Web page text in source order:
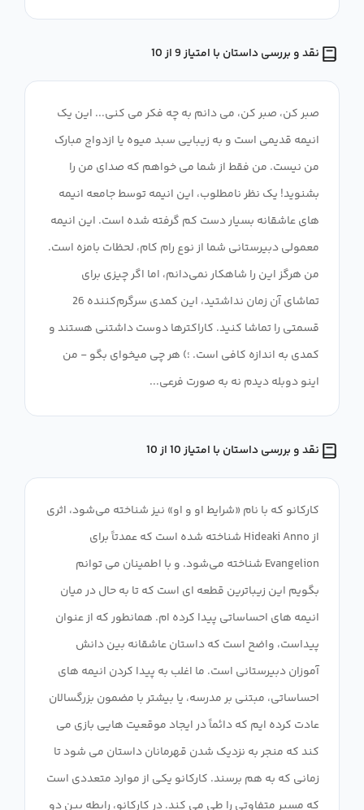
نقد و بررسی داستان با امتیاز 9 از 10
صبر کن، صبر کن، می دانم به چه فکر می کنی... این یک
انیمه قدیمی است و به زیبایی سبد میوه یا ازدواج مبارک
من نیست. من فقط از شما می خواهم که صدای من را
بشنوید! یک نظر نامطلوب، این انیمه توسط جامعه انیمه
های عاشقانه بسیار دست کم گرفته شده است. این انیمه
معمولی دبیرستانی شما از نوع رام کام، لحظات بامزه است.
من هرگز این را شاهکار نمی‌دانم، اما اگر چیزی برای
تماشای آن زمان نداشتید، این کمدی سرگرم‌کننده 26
قسمتی را تماشا کنید. کاراکترها دوست داشتنی هستند و
کمدی به اندازه کافی است. ؛) هر چی میخوای بگو - من
اینو دوبله دیدم نه به صورت فرعی...
نقد و بررسی داستان با امتیاز 10 از 10
کارکانو که با نام «شرایط او و او» نیز شناخته می‌شود، اثری
از Hideaki Anno شناخته شده است که عمدتاً برای
Evangelion شناخته می‌شود. و با اطمینان می توانم
بگویم این زیباترین قطعه ای است که تا به حال در میان
انیمه های احساساتی پیدا کرده ام. همانطور که از عنوان
پیداست، واضح است که داستان عاشقانه بین دانش
آموزان دبیرستانی است. ما اغلب به پیدا کردن انیمه های
احساساتی، مبتنی بر مدرسه، یا بیشتر با مضمون بزرگسالان
عادت کرده ایم که دائماً در ایجاد موقعیت هایی بازی می
کند که منجر به نزدیک شدن قهرمانان داستان می شود تا
زمانی که به هم برسند. کارکانو یکی از موارد متعددی است
که مسیر متفاوتی را طی می کند. در کارکانو، رابطه بین دو